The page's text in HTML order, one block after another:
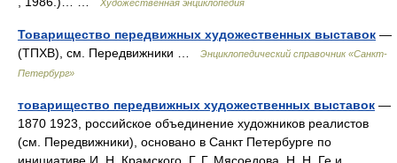
Художественная энциклопедия
Товарищество передвижных художественных выставок —
(ТПХВ), см. Передвижники …
Энциклопедический справочник «Санкт-
Петербург»
товарищество передвижных художественных выставок —
1870 1923, российское объединение художников реалистов
(см. Передвижники), основано в Санкт Петербурге по